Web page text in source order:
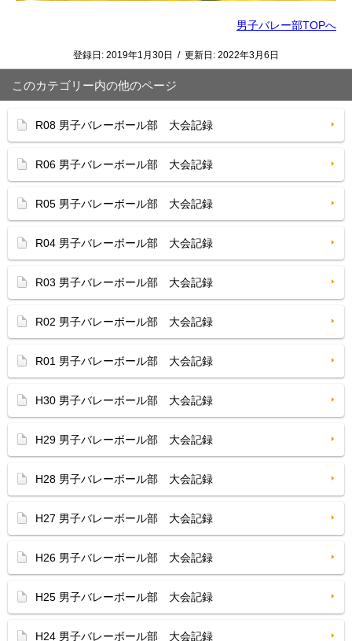
男子バレー部TOPへ
登録日: 2019年1月30日 / 更新日: 2022年3月6日
このカテゴリー内の他のページ
R08 男子バレーボール部 大会記録
R06 男子バレーボール部 大会記録
R05 男子バレーボール部 大会記録
R04 男子バレーボール部 大会記録
R03 男子バレーボール部 大会記録
R02 男子バレーボール部 大会記録
R01 男子バレーボール部 大会記録
H30 男子バレーボール部 大会記録
H29 男子バレーボール部 大会記録
H28 男子バレーボール部 大会記録
H27 男子バレーボール部 大会記録
H26 男子バレーボール部 大会記録
H25 男子バレーボール部 大会記録
H24 男子バレーボール部 大会記録